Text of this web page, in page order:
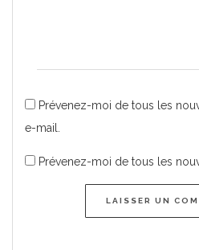
Prévenez-moi de tous les
e-mail.
Prévenez-moi de tous les
LAISSER UN